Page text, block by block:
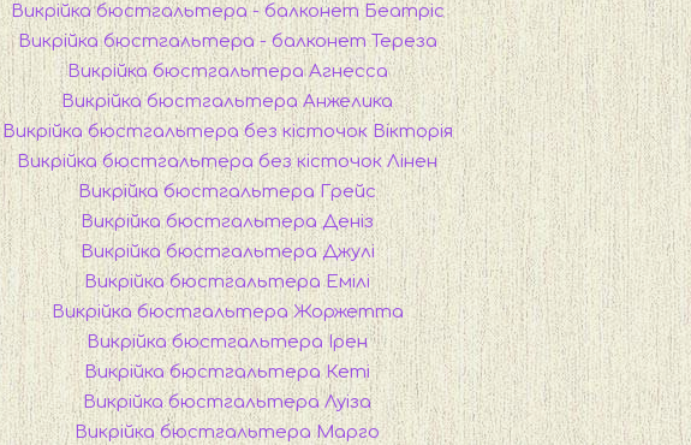
Викрійка бюстгальтера - балконет Беатріс
Викрійка бюстгальтера - балконет Тереза
Викрійка бюстгальтера Агнесса
Викрійка бюстгальтера Анжелика
Викрійка бюстгальтера без кісточок Вікторія
Викрійка бюстгальтера без кісточок Лінен
Викрійка бюстгальтера Грейс
Викрійка бюстгальтера Деніз
Викрійка бюстгальтера Джулі
Викрійка бюстгальтера Емілі
Викрійка бюстгальтера Жоржетта
Викрійка бюстгальтера Ірен
Викрійка бюстгальтера Кеті
Викрійка бюстгальтера Луіза
Викрійка бюстгальтера Марго